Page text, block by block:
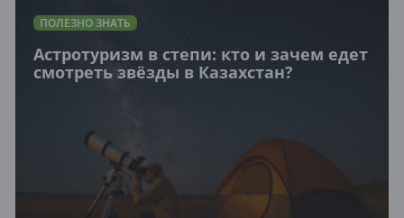
ПОЛЕЗНО ЗНАТЬ
Астротуризм в степи: кто и зачем едет
смотреть звёзды в Казахстан?